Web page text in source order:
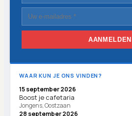
AANMELDEN
WAAR KUN JE ONS VINDEN?
15 september 2026
Boost je cafetaria
Jongens, Oostzaan
28 september 2026